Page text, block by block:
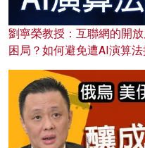
劉寧榮教授：互聯網的開
困局？如何避免遭AI演算法